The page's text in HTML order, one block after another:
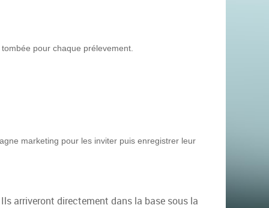
pour chaque prélevement.
marketing pour les inviter puis enregistrer leur
Ils arriveront directement dans la base sous la